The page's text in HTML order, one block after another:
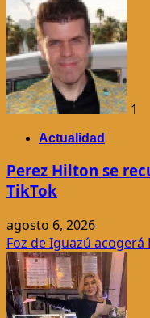
1
Actualidad
Perez Hilton se
TikTok
agosto 6, 2026
Foz de Iguazú